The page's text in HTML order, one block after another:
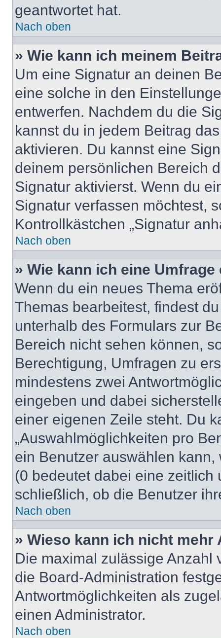
geantwortet hat.
Nach oben
» Wie kann ich meinem
Um eine Signatur an deinen
eine solche in den
entwerfen. Nachdem du die
kannst du in jedem Beitrag
aktivieren. Du kannst eine
deinem persönlichen Bereich
Signatur aktivierst. Wenn du
Signatur verfassen möchtest,
Kontrollkästchen „Signatur
Nach oben
» Wie kann ich eine
Wenn du ein neues Thema
Themas bearbeitest, findest
unterhalb des Formulars zur
Bereich nicht sehen können,
Berechtigung, Umfragen zu
mindestens zwei
eingeben und dabei
einer eigenen Zeile steht. Du
„Auswahlmöglichkeiten pro
ein Benutzer auswählen
(0 bedeutet dabei eine
schließlich, ob die Benutzer
Nach oben
» Wieso kann ich nicht
Die maximal zulässige Anzahl
die Board-Administration
Antwortmöglichkeiten als
einen Administrator.
Nach oben